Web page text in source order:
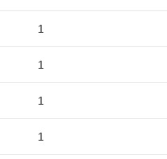
1
1
1
1